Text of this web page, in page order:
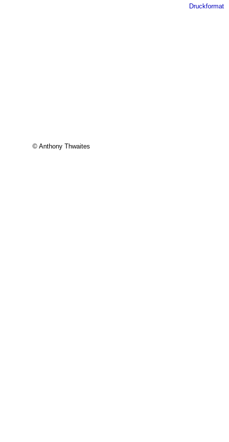
Druckformat
© Anthony Thwaites